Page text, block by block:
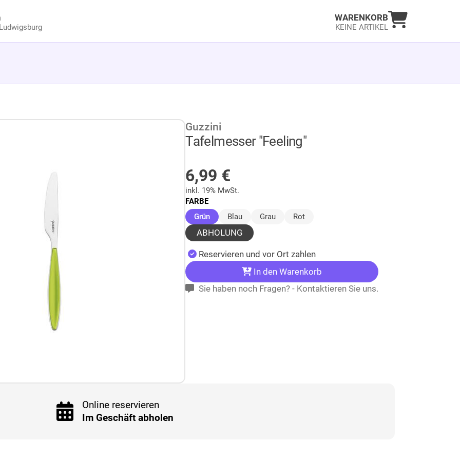
WARENKORB
KEINE ARTIKEL
Warenkorb
Guzzini
Tafelmesser "Feeling"
6,99 €
inkl. 19% MwSt.
FARBE
Grün(ausgewählt)
Blau Grau Rot
ABHOLUNG
Reservieren und vor Ort zahlen
In den Warenkorb
Sie haben noch Fragen? - Kontaktieren Sie uns.
Online reservieren
Im Geschäft abholen